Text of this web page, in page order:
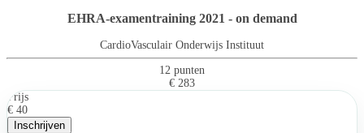
EHRA-examentraining 2021 - on demand
CardioVasculair Onderwijs Instituut
12 punten
€ 283
Prijs
€ 40
Inschrijven